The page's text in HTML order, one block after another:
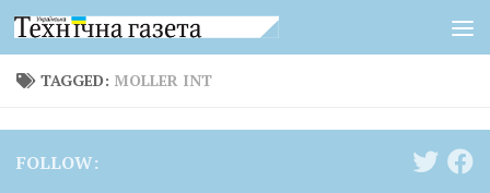
Skip to content
TAGGED: MOLLER INT
FOLLOW: